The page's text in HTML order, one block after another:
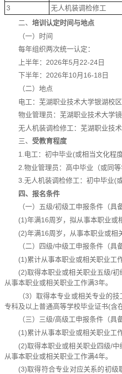
3
无人机装调检修工
二、 培训认定时间与地点
（一）时间
每年组织两次统一认定：
上半年：2026年5月22-24日
下半年：2026年10月16-18日
（二）地点
电工：芜湖职业技术大学银湖校区
物业管理员：芜湖职业技术大学
无人机装调检修工：芜湖职业技
三、 受教育程度
1.电工：初中毕业(或相当文化程
2.物业管理员：高中毕业（或同等
3.无人机装调检修工：初中毕业(
四、报名条件
（一）五级/初级工申报条件（具
(1)年满16周岁，拟从事本职业或
(2)年满16周岁，从事本职业或相
（二）四级/中级工申报条件（具
(1)累计从事本职业或相关职业工
(2)取得本职业或相关职业五级/
从事本职业或相关职业工作满3年。
（3）取得本专业或相关专业的
专科及以上普通高等学校毕业证书(含
（三）三级/高级工申报条件（具
(1)累计从事本职业或相关职业工
(2)取得本职业或相关职业四级/
从事本职业或相关职业工作满4年。
(3)取得符合专业对应关系的初级